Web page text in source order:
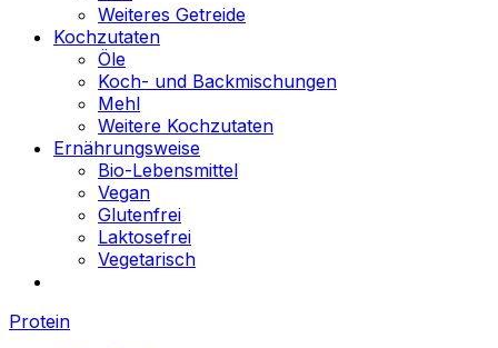
Weiteres Getreide
Kochzutaten
Öle
Koch- und Backmischungen
Mehl
Weitere Kochzutaten
Ernährungsweise
Bio-Lebensmittel
Vegan
Glutenfrei
Laktosefrei
Vegetarisch
Protein